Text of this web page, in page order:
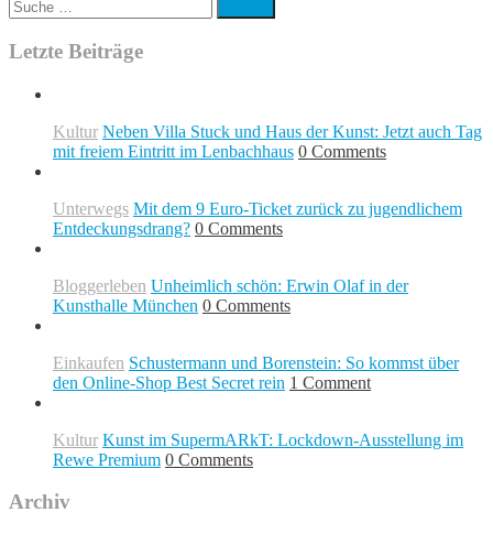
Suche
nach:
Letzte Beiträge
Kultur Neben Villa Stuck und Haus der Kunst: Jetzt auch Tag
mit freiem Eintritt im Lenbachhaus 0 Comments
Unterwegs Mit dem 9 Euro-Ticket zurück zu jugendlichem
Entdeckungsdrang? 0 Comments
Bloggerleben Unheimlich schön: Erwin Olaf in der
Kunsthalle München 0 Comments
Einkaufen Schustermann und Borenstein: So kommst über
den Online-Shop Best Secret rein 1 Comment
Kultur Kunst im SupermARkT: Lockdown-Ausstellung im
Rewe Premium 0 Comments
Archiv